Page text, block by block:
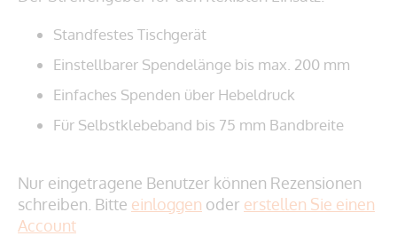
Standfestes Tischgerät
Einstellbarer Spendelänge bis max. 200 mm
Einfaches Spenden über Hebeldruck
Für Selbstklebeband bis 75 mm Bandbreite
Nur eingetragene Benutzer können Rezensionen
schreiben. Bitte einloggen oder erstellen Sie einen
Account